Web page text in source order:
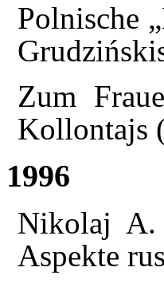
Polnische
Zum
Kollontajs
1996
Nikolaj A.
Aspekte